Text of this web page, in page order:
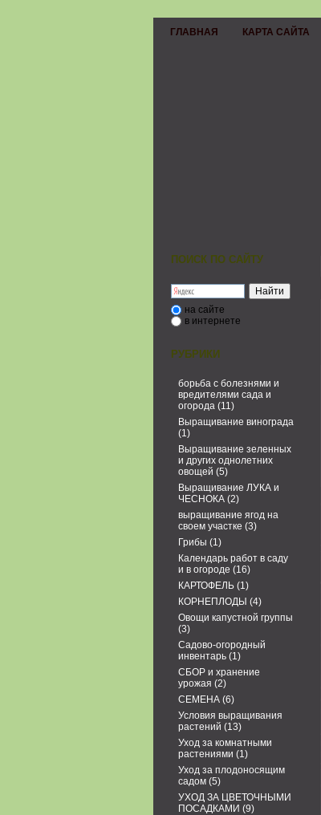
ГЛАВНАЯ КАРТА САЙТА
ПОИСК ПО САЙТУ
на сайте
в интернете
РУБРИКИ
борьба с болезнями и
вредителями сада и
огорода (11)
Выращивание винограда
(1)
Выращивание зеленных
и других однолетних
овощей (5)
Выращивание ЛУКА и
ЧЕСНОКА (2)
выращивание ягод на
своем участке (3)
Грибы (1)
Календарь работ в саду
и в огороде (16)
КАРТОФЕЛЬ (1)
КОРНЕПЛОДЫ (4)
Овощи капустной группы
(3)
Садово-огородный
инвентарь (1)
СБОР и хранение
урожая (2)
СЕМЕНА (6)
Условия выращивания
растений (13)
Уход за комнатными
растениями (1)
Уход за плодоносящим
садом (5)
УХОД ЗА ЦВЕТОЧНЫМИ
ПОСАДКАМИ (9)